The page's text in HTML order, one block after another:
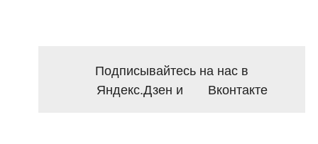
Подписывайтесь на нас в
Яндекс.Дзен и Вконтакте